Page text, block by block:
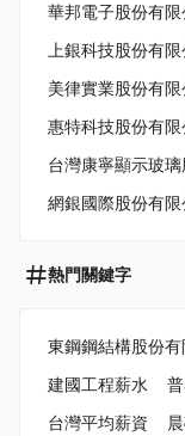
華邦電子股份有限
上銀科技股份有限
美律實業股份有限
惠特科技股份有限
台灣康寧顯示玻
網銀國際股份有限
熱門關鍵字
東鋼鋼結構股份有
建國工程薪水
台灣平均薪資